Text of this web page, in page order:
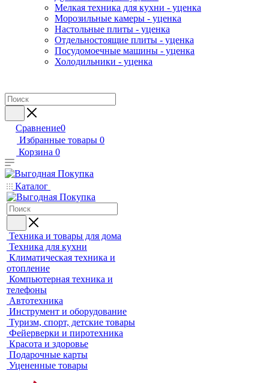
Мелкая техника для кухни - уценка
Морозильные камеры - уценка
Настольные плиты - уценка
Отдельностоящие плиты - уценка
Посудомоечные машины - уценка
Холодильники - уценка
Сравнение0
Избранные товары 0
Корзина 0
Каталог
Техника и товары для дома
Техника для кухни
Климатическая техника и
отопление
Компьютерная техника и
телефоны
Автотехника
Инструмент и оборудование
Туризм, спорт, детские товары
Фейерверки и пиротехника
Красота и здоровье
Подарочные карты
Уцененные товары